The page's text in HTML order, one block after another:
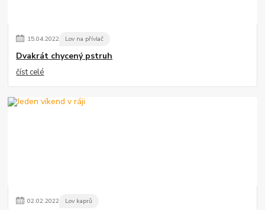
15.04.2022 Lov na přívlač
Dvakrát chycený pstruh
číst celé
02.02.2022 Lov kaprů